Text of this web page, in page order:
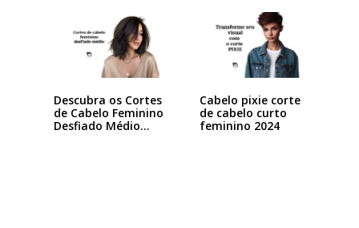
Descubra os Cortes
de Cabelo Feminino
Desfiado Médio…
Cabelo pixie corte
de cabelo curto
feminino 2024